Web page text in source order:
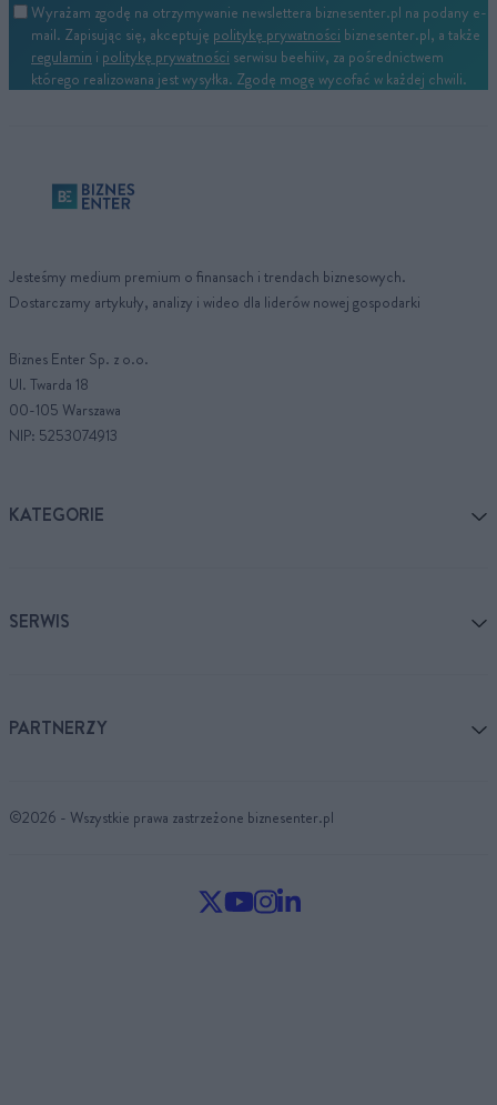
Wyrażam zgodę na otrzymywanie newslettera biznesenter.pl na podany e-
mail. Zapisując się, akceptuję politykę prywatności biznesenter.pl, a także
regulamin i politykę prywatności serwisu beehiiv, za pośrednictwem
którego realizowana jest wysyłka. Zgodę mogę wycofać w każdej chwili.
Jesteśmy medium premium o finansach i trendach biznesowych.
Dostarczamy artykuły, analizy i wideo dla liderów nowej gospodarki
Biznes Enter Sp. z o.o.
Ul. Twarda 18
00-105 Warszawa
NIP: 5253074913
KATEGORIE
SERWIS
PARTNERZY
©2026 - Wszystkie prawa zastrzeżone biznesenter.pl